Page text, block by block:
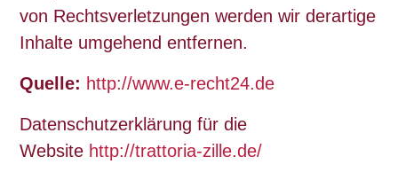
von Rechtsverletzungen werden wir derartige
Inhalte umgehend entfernen.
Quelle: http://www.e-recht24.de
Datenschutzerklärung für die
Website http://trattoria-zille.de/